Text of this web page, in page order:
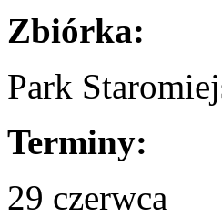
Zbiórka:
Park
Terminy:
29 czerwca